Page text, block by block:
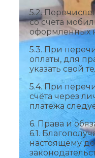
5.2.
со счёта
оформленных
5.3. При
оплаты, для
указать свой
5.4. При
счёта через
платежа
6. Права и
6.1.
настоящему